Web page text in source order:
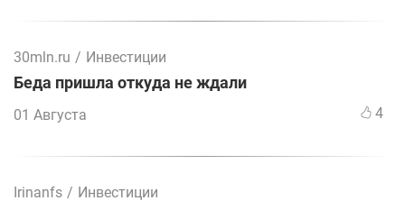
30mln.ru / Инвестиции
Беда пришла откуда не ждали
01 Августа 4
Irinanfs / Инвестиции